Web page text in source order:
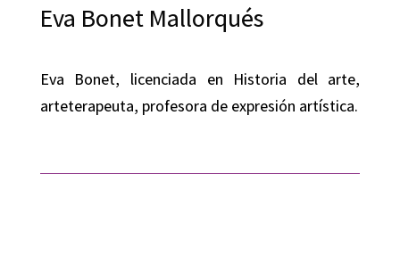
Eva Bonet Mallorqués
Eva Bonet, licenciada en Historia del arte,
arteterapeuta, profesora de expresión artística.